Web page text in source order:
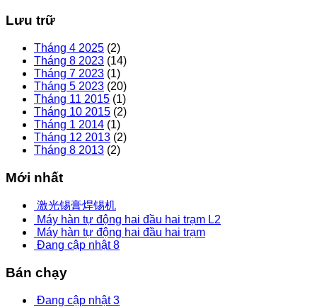
Lưu trữ
Tháng 4 2025 (2)
Tháng 8 2023 (14)
Tháng 7 2023 (1)
Tháng 5 2023 (20)
Tháng 11 2015 (1)
Tháng 10 2015 (2)
Tháng 1 2014 (1)
Tháng 12 2013 (2)
Tháng 8 2013 (2)
Mới nhất
激光锡膏焊锡机
Máy hàn tự động hai đầu hai trạm L2
Máy hàn tự động hai đầu hai trạm
Đang cập nhật 8
Bán chạy
Đang cập nhật 3